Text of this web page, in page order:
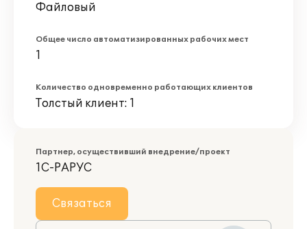
Файловый
Общее число автоматизированных рабочих мест
1
Количество одновременно работающих клиентов
Толстый клиент: 1
Партнер, осуществивший внедрение/проект
1С-РАРУС
Связаться